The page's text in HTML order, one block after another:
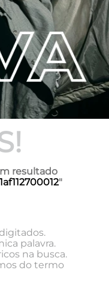
resultado
"
palavra.
na busca.
do termo